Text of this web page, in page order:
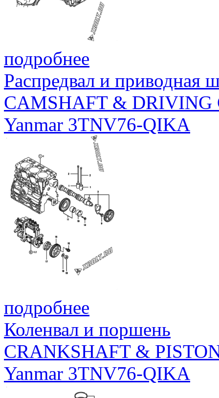
подробнее
Распредвал и приводная
CAMSHAFT & DRIVING
Yanmar 3TNV76-QIKA
подробнее
Коленвал и поршень
CRANKSHAFT &
Yanmar 3TNV76-QIKA